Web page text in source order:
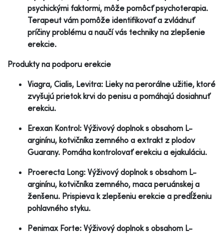
psychickými faktormi, môže pomôcť psychoterapia.
Terapeut vám pomôže identifikovať a zvládnuť
príčiny problému a naučí vás techniky na zlepšenie
erekcie.
Produkty na podporu erekcie
Viagra, Cialis, Levitra: Lieky na perorálne užitie, ktoré
zvyšujú prietok krvi do penisu a pomáhajú dosiahnuť
erekciu.
Erexan Kontrol: Výživový doplnok s obsahom L-
arginínu, kotvičníka zemného a extrakt z plodov
Guarany. Pomáha kontrolovať erekciu a ejakuláciu.
Proerecta Long: Výživový doplnok s obsahom L-
arginínu, kotvičníka zemného, maca peruánskej a
ženšenu. Prispieva k zlepšeniu erekcie a predĺženiu
pohlavného styku.
Penimax Forte: Výživový doplnok s obsahom L-